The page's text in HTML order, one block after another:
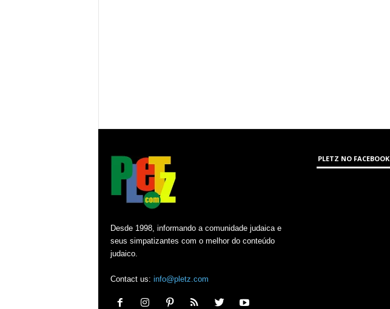
Desde 1998, informando a comunidade judaica e
seus simpatizantes com o melhor do conteúdo
judaico.
Contact us: info@pletz.com
PLETZ NO FACEBOOK